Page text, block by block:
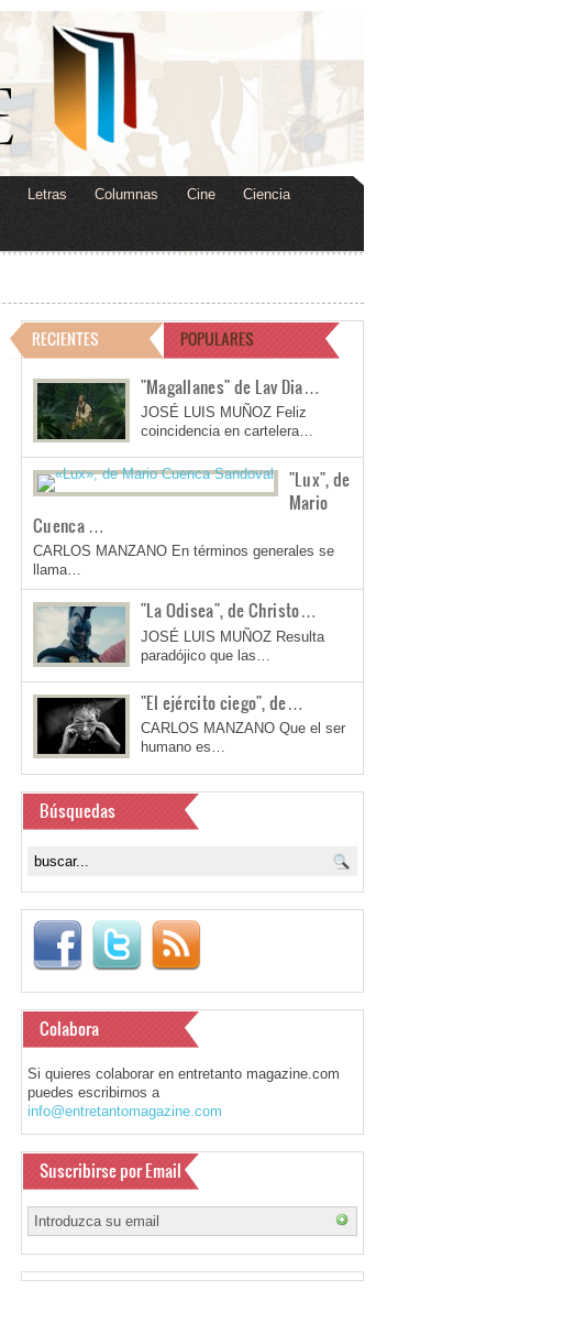
Letras Columnas Cine Ciencia
RECIENTES POPULARES
"Magallanes" de Lav Dia…
JOSÉ LUIS MUÑOZ Feliz
coincidencia en cartelera…
"Lux", de
Mario
Cuenca …
CARLOS MANZANO En términos generales se
llama…
"La Odisea", de Christo…
JOSÉ LUIS MUÑOZ Resulta
paradójico que las…
"El ejército ciego", de…
CARLOS MANZANO Que el ser
humano es…
Búsquedas
Colabora
Si quieres colaborar en entretanto magazine.com
puedes escribirnos a
info@entretantomagazine.com
Suscribirse por Email